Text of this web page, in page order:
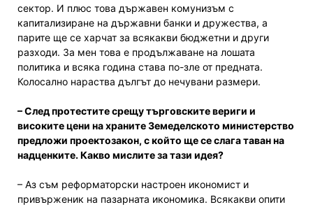
сектор. И плюс това държавен комунизъм с
капитализиране на държавни банки и дружества, а
парите ще се харчат за всякакви бюджетни и други
разходи. За мен това е продължаване на лошата
политика и всяка година става по-зле от предната.
Колосално нараства дългът до нечувани размери.
– След протестите срещу търговските вериги и
високите цени на храните Земеделското министерство
предложи проектозакон, с който ще се слага таван на
надценките. Какво мислите за тази идея?
– Аз съм реформаторски настроен икономист и
привърженик на пазарната икономика. Всякакви опити